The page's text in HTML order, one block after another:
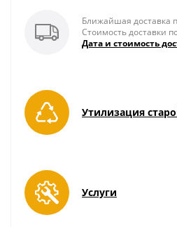
Ближайшая доставка
Стоимость доставки
Дата и стоимость
Утилизация
Услуги